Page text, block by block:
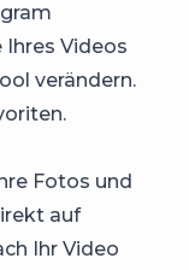
Ihres Videos
verändern.
Fotos und
auf
Ihr Video